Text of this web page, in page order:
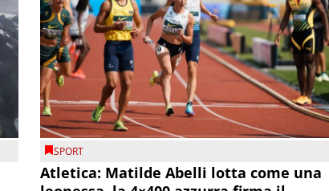
SPORT
Atletica: Matilde Abelli lotta come una